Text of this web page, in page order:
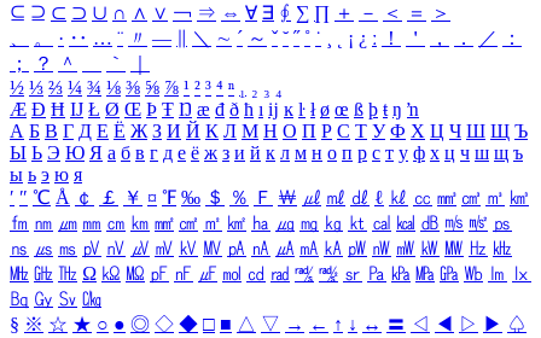
⊆ ⊇ ⊂ ⊃ ∪ ∩ ∧ ∨ ￢ ⇒ ⇔ ∀ ∃ ∮ ∑ ∏ ＋ － ＜ ＝
＞
、
。 · ‥ … ¨ 〃 ― ＼ ∼ ´ ～ ˇ ˘ ˝ ˚ ˙ ¸ ¡ ¿ ː ！ ＇ ， ． ／
：
；
？ ＾ ｀
½ ⅓ ⅔ ¼ ¾ ⅛ ⅜ ⅝ ⅞ ¹ ² ³ ⁴ ⁿ ₁ ₂ ₃ ₄
Æ Ð Ħ Ĳ Ł Ø Œ Þ Ŧ Ŋ æ đ ð ħ ı ĳ ĸ ŀ ł ø œ ß þ ŧ ŋ ŉ
А Б В Г Д Е Ё Ж З И Й К Л М Н О П Р С Т У Ф Х Ц Ч Ш Щ Ъ
Ы Ь Э Ю Я а б в г д е ё ж з и й к л м н о п р с т у ф х ц ч ш щ ъ
ы ь э ю я
′ ″ ℃ Å ￠ ￡ ￥ ¤ ℉ ‰ ＄ ％ Ｆ ￦ ㎕ ㎖ ㎗ ℓ ㎘ ㏄ ㎣ ㎤ ㎥ ㎦
㎙ ㎚ ㎛ ㎜ ㎝ ㎞ ㎟ ㎠ ㎡ ㎢ ㏊ ㎍ ㎎ ㎏ ㏏ ㎈ ㎉ ㏈ ㎧ ㎨ ㎰
㎱ ㎲ ㎳ ㎴ ㎵ ㎶ ㎷ ㎸ ㎹ ㎀ ㎁ ㎂ ㎃ ㎄ ㎺ ㎻ ㎽ ㎾ ㎿ ㎐ ㎑
㎒ ㎓ ㎔ Ω ㏀ ㏁ ㎊ ㎋ ㎌ ㏖ ㏅ ㎭ ㎮ ㎯ ㏛ ㎩ ㎪ ㎫ ㎬ ㏝ ㏐
㏓
㏃ ㏉ ㏜ ㏆
§ ※ ☆ ★ ○ ● ◎ ◇ ◆ □ ■ △ ▽ → ← ↑ ↓ ↔ 〓 ◁ ◀ ▷ ▶ ♤